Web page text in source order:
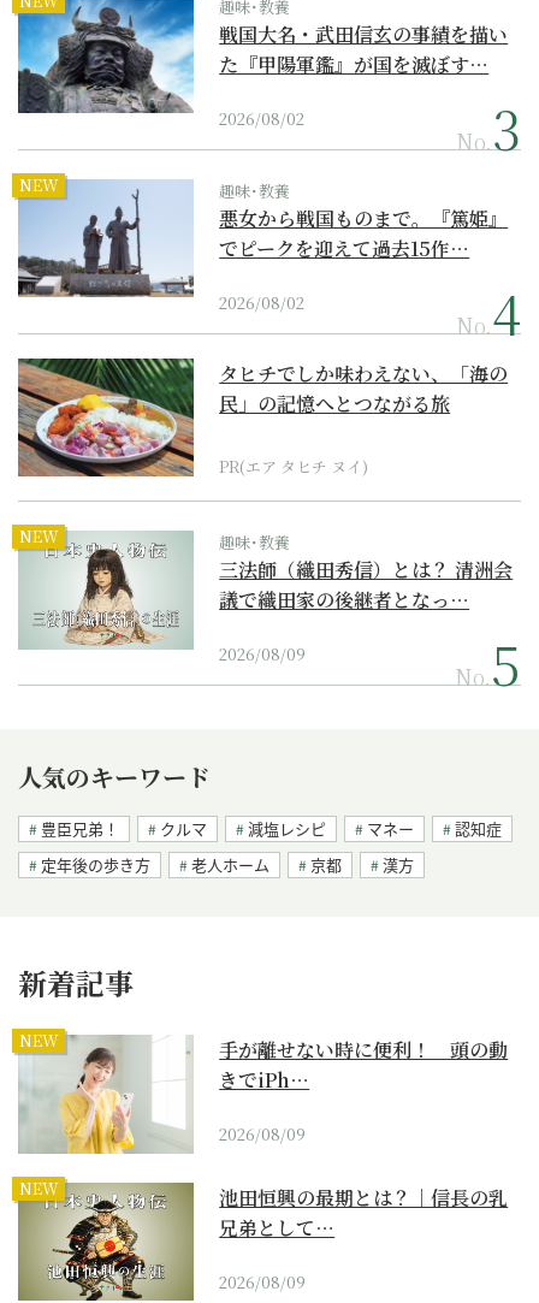
趣味･教養
戦国大名・武田信玄の事績を描い
た『甲陽軍鑑』が国を滅ぼす…
2026/08/02
No.
NEW 趣味･教養
悪女から戦国ものまで。『篤姫』
でピークを迎えて過去15作…
2026/08/02
No.
タヒチでしか味わえない、「海の
民」の記憶へとつながる旅
PR(エア タヒチ ヌイ)
NEW 趣味･教養
三法師（織田秀信）とは？ 清洲会
議で織田家の後継者となっ…
2026/08/09
No.
人気のキーワード
豊臣兄弟！ クルマ 減塩レシピ マネー
認知症
定年後の歩き方
老人ホーム 京都 漢方
新着記事
NEW
手が離せない時に便利！ 頭の動
きでiPh…
2026/08/09
NEW
池田恒興の最期とは？｜信長の乳
兄弟として…
2026/08/09